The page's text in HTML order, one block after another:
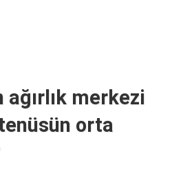
ağırlık merkezi
orta